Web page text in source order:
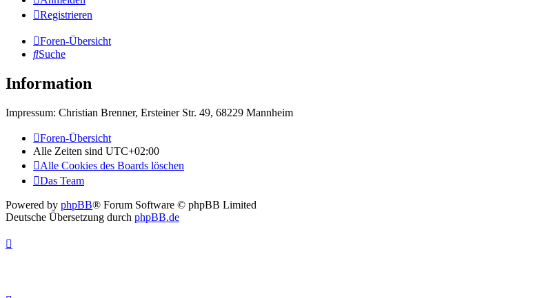
Registrieren
Foren-Übersicht
Suche
Information
Impressum: Christian Brenner, Ersteiner Str. 49, 68229 Mannheim
Foren-Übersicht
Alle Zeiten sind UTC+02:00
Alle Cookies des Boards löschen
Das Team
Powered by phpBB® Forum Software © phpBB Limited
Deutsche Übersetzung durch phpBB.de